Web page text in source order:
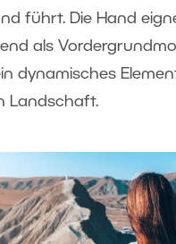
führt. Die Hand
als
dynamisches
Landschaft.